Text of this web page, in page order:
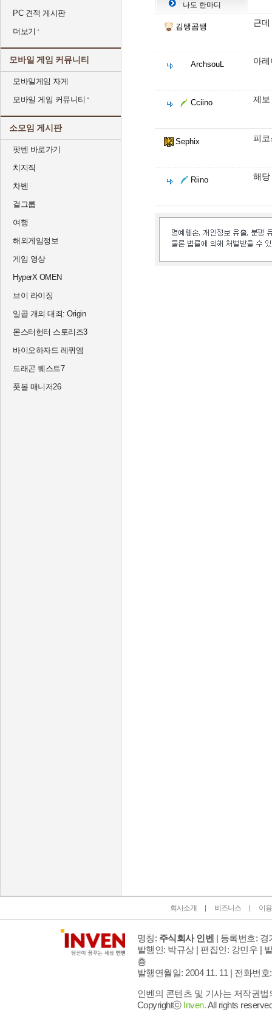
PC 견적 게시판
더보기
모바일 게임 커뮤니티
모바일게임 자게
모바일 게임 커뮤니티
소모임 게시판
팟벤 바로가기
치지직
차벤
걸그룹
여행
해외게임정보
게임 영상
HyperX OMEN
브이 라이징
일곱 개의 대죄: Origin
몬스터헌터 스토리즈3
바이오하자드 레퀴엠
드래곤 퀘스트7
풋볼 매니저26
나도 한마디
김탱곰탱 근
ArchsouL 아
Cciino 제보
Sephix 피코
Riino 해당
회사소개 비즈니스 이
명칭: 주식회사 인벤 | 등록번호: 경
발행인: 박규상 | 편집인: 강민우 |
층
발행연월일: 2004 11. 11 | 전화번호
인벤의 콘텐츠 및 기사는 저작권
Copyrightⓒ Inven.All rights